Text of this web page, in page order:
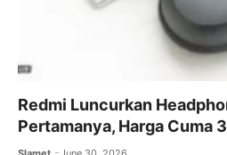
Redmi Luncurkan
Pertamanya, Harga Cuma